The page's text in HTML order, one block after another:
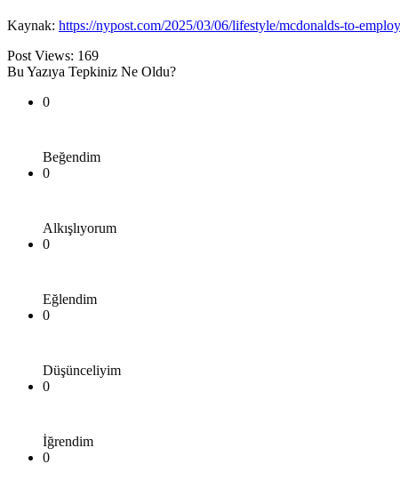
Kaynak: https://nypost.com/2025/03/06/lifestyle/mcdonalds-to-
Post Views: 169
Bu Yazıya Tepkiniz Ne Oldu?
0
Beğendim
0
Alkışlıyorum
0
Eğlendim
0
Düşünceliyim
0
İğrendim
0